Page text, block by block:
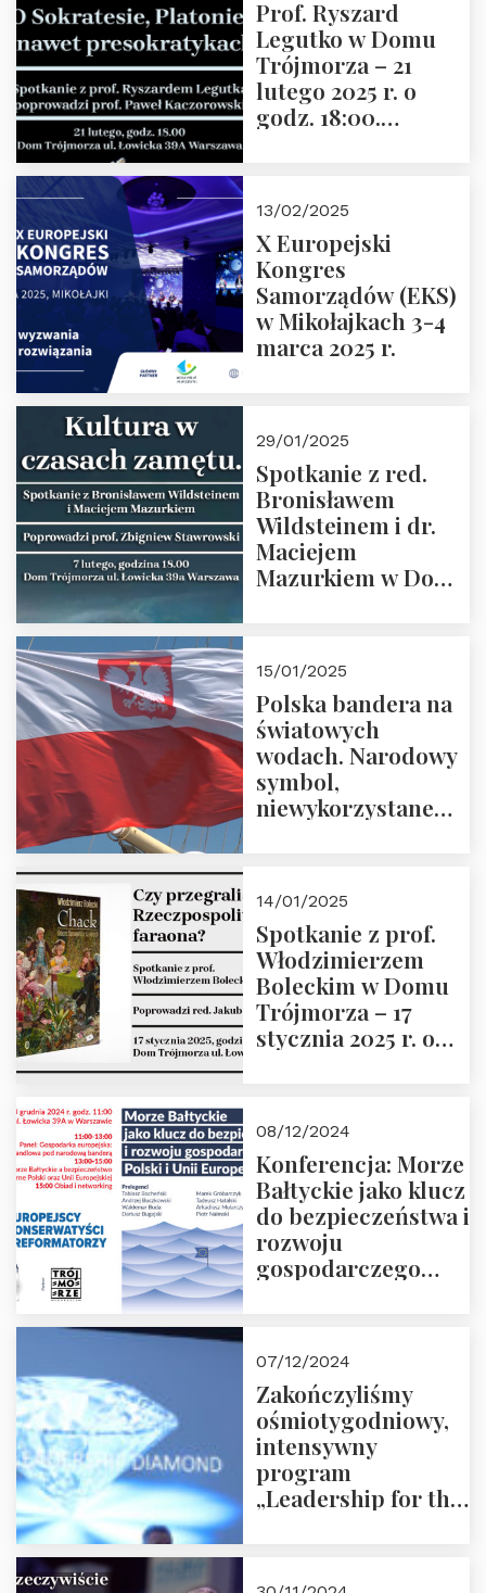
Prof. Ryszard
Legutko w Domu
Trójmorza – 21
lutego 2025 r. o
godz. 18:00.
Zapraszamy
13/02/2025
X Europejski
Kongres
Samorządów (EKS)
w Mikołajkach 3-4
marca 2025 r.
29/01/2025
Spotkanie z red.
Bronisławem
Wildsteinem i dr.
Maciejem
Mazurkiem w Domu
Prowadzi prof.
Zbigniew
Stawrowski
15/01/2025
Polska bandera na
światowych
wodach. Narodowy
symbol,
niewykorzystane
14/01/2025
Spotkanie z prof.
Włodzimierzem
Boleckim w Domu
Trójmorza – 17
stycznia 2025 r. o
08/12/2024
Konferencja: Morze
Bałtyckie jako klucz
do bezpieczeństwa i
rozwoju
gospodarczego
ZAPRASZAMY
07/12/2024
Zakończyliśmy
ośmiotygodniowy,
intensywny
program
„Leadership for the